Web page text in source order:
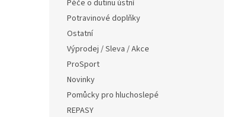
Péče o dutinu ústní
Potravinové doplňky
Ostatní
Výprodej / Sleva / Akce
ProSport
Novinky
Pomůcky pro hluchoslepé
REPASY